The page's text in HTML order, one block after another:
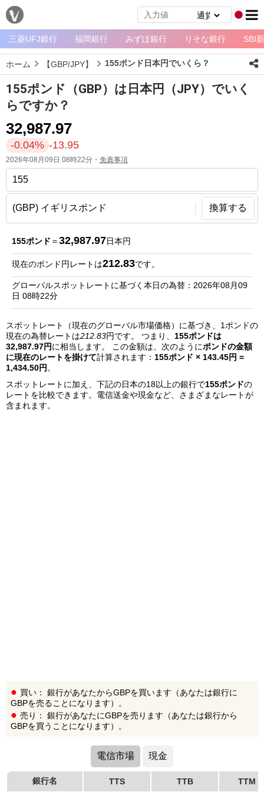
メ
ニ
ュ
ー
ホ
ム
ペ
ー
ジ
通
貨
一
覧
銀
行
リ
ス
ト
三菱UFJ銀行 福岡銀行 みずほ銀行 りそな銀行 SBI
ホーム 【GBP/JPY】 155ポンド日本円でいくら？
155ポンド（GBP）は日本円（JPY）でいく
らですか？
32,987.97
-0.04% -13.95
2026年08月09日 08時22分・ 免責事項
換算する
155ポンド ＝32,987.97日本円
現在のポンド円レートは212.83です。
グローバルスポットレートに基づく本日の為替：2026年08月09
日 08時22分
スポットレート（現在のグローバル市場価格）に基づき、1ポンドの
現在の為替レートは212.83円です。 つまり、 155ポンドは
32,987.97円に相当します。 この金額は、次のようにポンドの金額
に現在のレートを掛けて計算されます： 155ポンド × 143.45円 =
1,434.50円 。
スポットレートに加え、下記の日本の18以上の銀行で155ポンドの
レートを比較できます。電信送金や現金など、さまざまなレートが
含まれます。
買い： 銀行があなたからGBPを買います（あなたは銀行に
GBPを売ることになります）。
売り： 銀行があなたにGBPを売ります（あなたは銀行から
GBPを買うことになります）。
電信市場 現金
銀行名 TTS TTB
TTM